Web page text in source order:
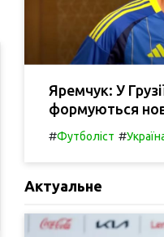
Яремчук: У
формуються
#Футболіст #
Актуальне